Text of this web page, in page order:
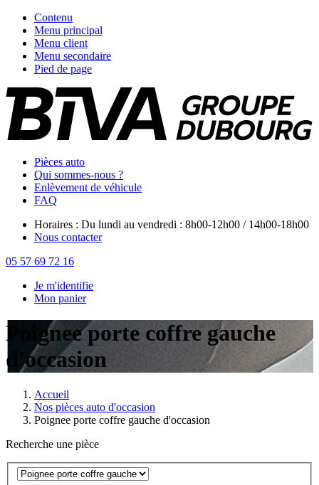
Contenu
Menu principal
Menu client
Menu secondaire
Pied de page
Pièces auto
Qui sommes-nous ?
Enlèvement de véhicule
FAQ
Horaires : Du lundi au vendredi : 8h00-12h00 / 14h00-18h00
Nous contacter
05 57 69 72 16
Je m'identifie
Mon panier
Poignee porte coffre gauche
d'occasion
Accueil
Nos pièces auto d'occasion
Poignee porte coffre gauche d'occasion
Recherche une pièce